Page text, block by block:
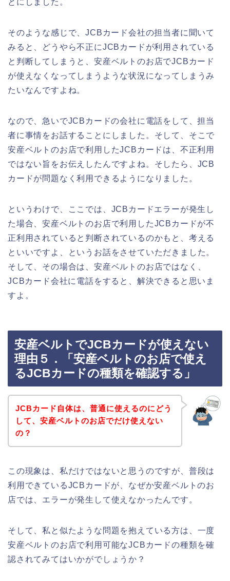
そのような感じで、JCBカード会社の担当者に聞いて
みると、どうやら不正にJCBカードが利用されている
と判断してしまうと、安産ベルトのお店でJCBカード
が使えなくなってしまうような状況になってしまうみ
たいなんですよね。
なので、急いでJCBカードの会社に電話をして、担当
者に事情をお話することにしました。そして、そこで
安産ベルトのお店で利用したJCBカードは、不正利用
ではない旨をお伝えしたんですよね。そしたら、JCB
カードが問題なく利用できるようになりました。
というわけで、ここでは、JCBカードエラーが発生し
た場合、安産ベルトのお店で利用したJCBカードが不
正利用されていると判断されているのかもと、考える
といいですよ、というお話をさせていただきました。
そして、その場合は、安産ベルトのお店ではなく、
JCBカード会社に電話をすると、解決できると思いま
すよ。
安産ベルトでJCBカードが使えない
理由５．「安産ベルトのお店で使え
るJCBカードの種類を確認する」
JCBカード自体は、普通に使えるのにどう
して、安産ベルトのお店でだけ使えない
の？
この現象は、私だけではないと思うのですが、普段は
利用できているJCBカードが、なぜか安産ベルトのお
店では、エラーが発生して使えなかったんです。
そして、私と似たような問題を抱えている方は、一度
安産ベルトのお店で利用可能なJCBカードの種類を確
認されてみてはいかがでしょうか？